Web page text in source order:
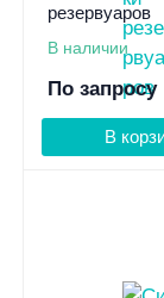
резервуаров
В наличии
По запросу
В